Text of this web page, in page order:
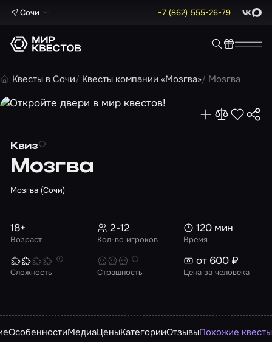
Сочи +7 (862) 555-26-79 Max
Квесты в Сочи Квесты компании «Мозгва» Мозгва
Квиз
Мозгва
Мозгва (Сочи)
Возраст
18+
Кол-во игроков
2-12
Время
120 мин
Сложность Страшность Цена за человека
от 600 ₽
ОсобенностиМедиаЦеныКатегорииОтзывыПохожие квесты